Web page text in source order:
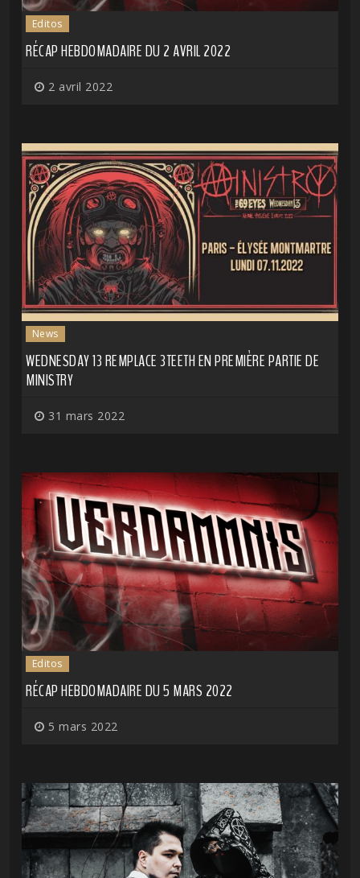
Editos
RÉCAP HEBDOMADAIRE DU 2 AVRIL 2022
2 avril 2022
News
WEDNESDAY 13 REMPLACE 3TEETH EN PREMIÈRE PARTIE DE
MINISTRY
31 mars 2022
Editos
RÉCAP HEBDOMADAIRE DU 5 MARS 2022
5 mars 2022